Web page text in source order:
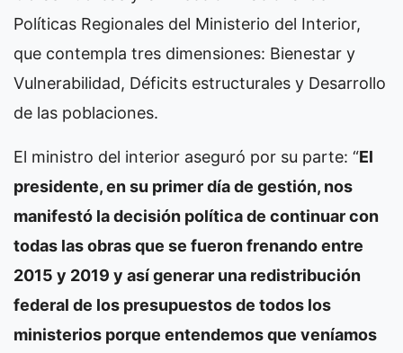
Políticas Regionales del Ministerio del Interior,
que contempla tres dimensiones: Bienestar y
Vulnerabilidad, Déficits estructurales y Desarrollo
de las poblaciones.
El ministro del interior aseguró por su parte: “El
presidente, en su primer día de gestión, nos
manifestó la decisión política de continuar con
todas las obras que se fueron frenando entre
2015 y 2019 y así generar una redistribución
federal de los presupuestos de todos los
ministerios porque entendemos que veníamos